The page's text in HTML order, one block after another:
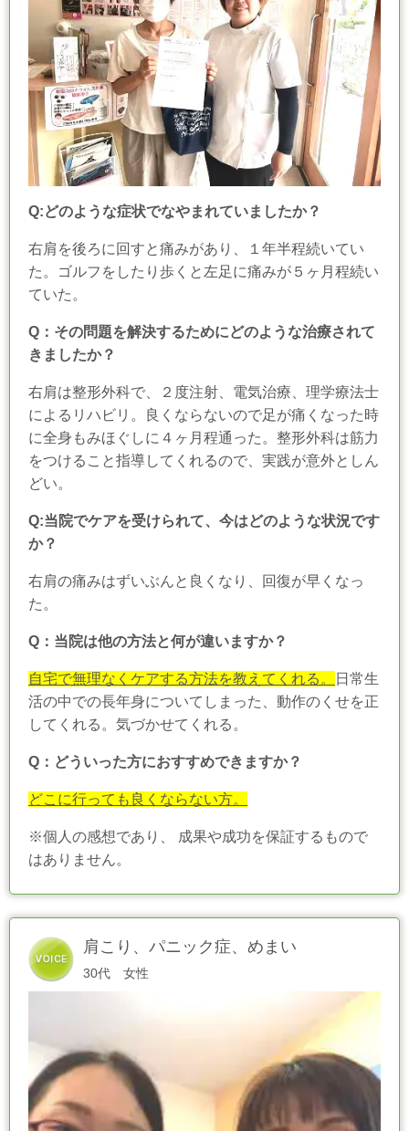
Q:どのような症状でなやまれていましたか？
右肩を後ろに回すと痛みがあり、１年半程続いてい
た。
ゴルフをしたり歩くと左足に痛みが５ヶ月程続い
ていた。
Q：その問題を解決するためにどのような治療されて
きましたか？
右肩は整形外科で、２度注射、電気治療、理学療法士
によるリハビリ。良くならないので足が痛くなった時
に全身もみほぐしに４ヶ月程通った。整形外科は筋力
をつけること指導してくれるので、実践が意外としん
どい。
Q:当院でケアを受けられて、今はどのような状況です
か？
右肩の痛みはずいぶんと良くなり
、回復が早くなっ
た。
Q：当院は他の方法と何が違いますか？
自宅で無理なくケアする方法を教えてくれる。
日常生
活の中での長年身についてしまった、動作のくせを正
してくれる。気づかせてくれる。
Q：どういった方におすすめできますか？
どこに行っても良くならない方。
※個人の感想であり、 成果や成功を保証するもので
はありません。
肩こり、パニック症、めまい
30代 女性